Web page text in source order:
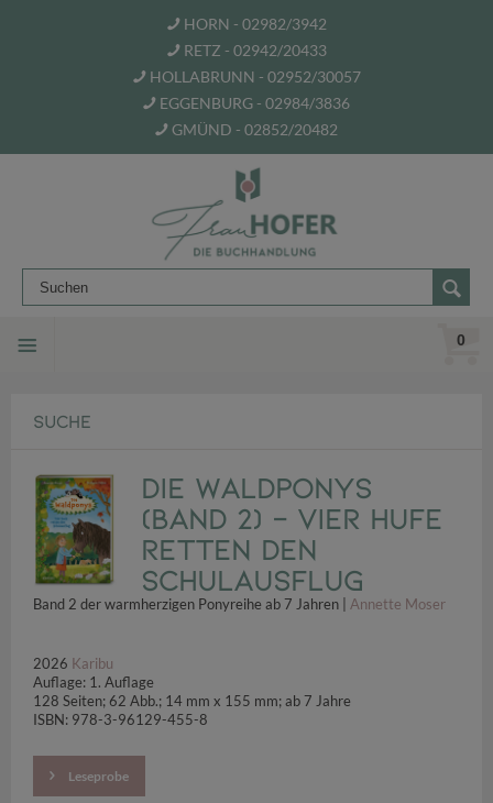
HORN - 02982/3942
RETZ - 02942/20433
HOLLABRUNN - 02952/30057
EGGENBURG - 02984/3836
GMÜND - 02852/20482
0
SUCHE
Die Waldponys
(Band 2) - Vier Hufe
retten den
Schulausflug
Band 2 der warmherzigen Ponyreihe ab 7 Jahren | Annette Moser
2026 Karibu
Auflage: 1. Auflage
128 Seiten; 62 Abb.; 14 mm x 155 mm; ab 7 Jahre
ISBN: 978-3-96129-455-8
Leseprobe